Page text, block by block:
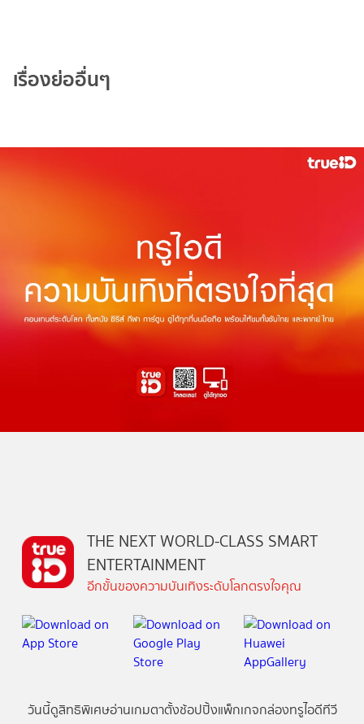
เรื่องย่ออื่นๆ
THE NEXT WORLD-CLASS SMART
ENTERTAINMENT
อีกขั้นของความบันเทิงระดับโลกตรงใจคุณ
วันนี้ดูสิทธิพิเศษอ่านเกมตาตั้งช้อปปิ้งแพ็กเกจกล่องทรูไอดีทีวี